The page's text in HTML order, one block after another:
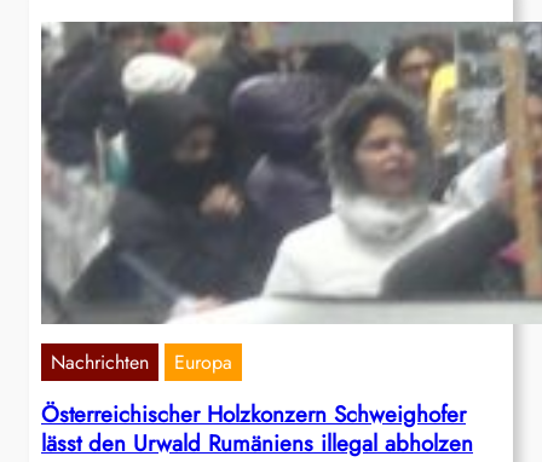
Nachrichten Europa
Österreichischer Holzkonzern Schweighofer
lässt den Urwald Rumäniens illegal abholzen